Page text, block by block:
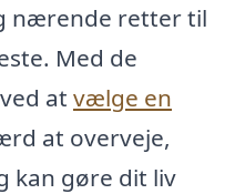
nærende retter til
Med de
at vælge en
at overveje,
kan gøre dit liv